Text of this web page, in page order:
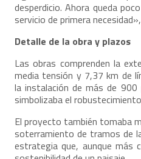
desperdicio. Ahora queda
servicio de primera
Detalle de la obra y plazos
Las obras comprenden la
media tensión y 7,37 km de
la instalación de más de
simbolizaba el
El proyecto también tomaba
soterramiento de tramos de
estrategia que, aunque más